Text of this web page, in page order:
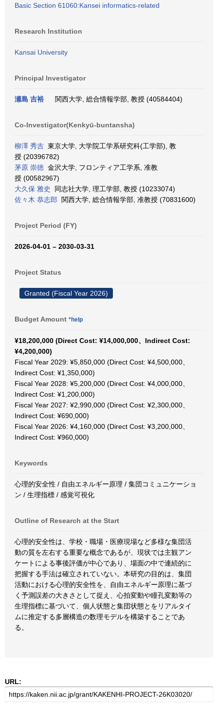
Basic Section 61060:Kansei informatics-related
Research Institution
Kansai University
Principal Investigator
瀬島 吉裕 関西大学, 総合情報学部, 教授 (40584404)
Co-Investigator(Kenkyū-buntansha)
柳澤 秀吉 東京大学, 大学院工学系研究科(工学部), 教
授 (20396782)
茅原 崇徳 金沢大学, フロンティア工学系, 准教
授 (00582967)
大久保 雅史
同志社大学, 理工学部, 教授 (10233074)
佐々木 恭志郎 関西大学, 総合情報学部, 准教授 (70831600)
Project Period (FY)
2026-04-01 – 2030-03-31
Project Status
Granted (Fiscal Year 2026)
Budget Amount *help
¥18,200,000 (Direct Cost: ¥14,000,000、Indirect Cost:
¥4,200,000)
Fiscal Year 2029: ¥5,850,000 (Direct Cost: ¥4,500,000、
Indirect Cost: ¥1,350,000)
Fiscal Year 2028: ¥5,200,000 (Direct Cost: ¥4,000,000、
Indirect Cost: ¥1,200,000)
Fiscal Year 2027: ¥2,990,000 (Direct Cost: ¥2,300,000、
Indirect Cost: ¥690,000)
Fiscal Year 2026: ¥4,160,000 (Direct Cost: ¥3,200,000、
Indirect Cost: ¥960,000)
Keywords
心理的安全性 / 自由エネルギー原理 / 集団コミュニケーショ
ン / 生理指標 / 感覚可視化
Outline of Research at the Start
心理的安全性は、学校・職場・医療現場など多様な集団活
動の質を左右する重要な概念であるが、現状では主観アン
ケートによる事後評価が中心であり、場面の中で連続的に
把握する手法は確立されていない。本研究の目的は、集団
活動における心理的安全性を、自由エネルギー原理に基づ
く予測誤差の大きさとして捉え、心拍変動や瞳孔変動等の
生理指標に基づいて、個人状態と集団状態とをリアルタイ
ムに推定する多層構造の数理モデルを構築することであ
る。
URL: